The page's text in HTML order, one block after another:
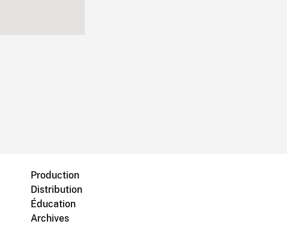
Production
Distribution
Éducation
Archives